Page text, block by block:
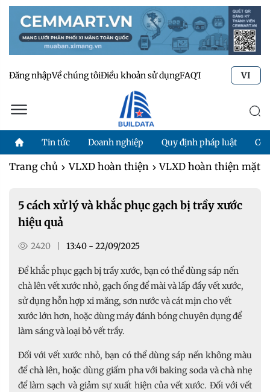
Đăng nhậpVề chúng tôiĐiều khoản sử dụngFAQTư vấn kỹ thuật
VI
Tin tức Doanh nghiệp Quy định pháp luật
Trang chủ VLXD hoàn thiện VLXD hoàn thiện mặt
5 cách xử lý và khắc phục gạch bị trầy xước
hiệu quả
2420 13:40 - 22/09/2025
Để khắc phục gạch bị trầy xước, bạn có thể dùng sáp nến
chà lên vết xước nhỏ, gạch ống để mài và lấp đầy vết xước,
sử dụng hỗn hợp xi măng, sơn nước và cát mịn cho vết
xước lớn hơn, hoặc dùng máy đánh bóng chuyên dụng để
làm sáng và loại bỏ vết trầy.
Đối với vết xước nhỏ, bạn có thể dùng sáp nến không màu
để chà lên, hoặc dùng giấm pha với baking soda và chà nhẹ
để làm sạch và giảm sự xuất hiện của vết xước. Đối với vết